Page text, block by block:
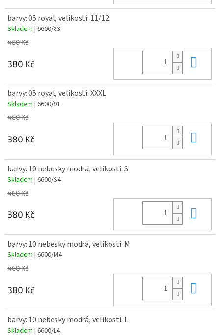
barvy: 05 royal, velikosti: 11/12
Skladem | 6600/83
460 Kč
380 Kč
barvy: 05 royal, velikosti: XXXL
Skladem | 6600/91
460 Kč
380 Kč
barvy: 10 nebesky modrá, velikosti: S
Skladem | 6600/S4
460 Kč
380 Kč
barvy: 10 nebesky modrá, velikosti: M
Skladem | 6600/M4
460 Kč
380 Kč
barvy: 10 nebesky modrá, velikosti: L
Skladem | 6600/L4